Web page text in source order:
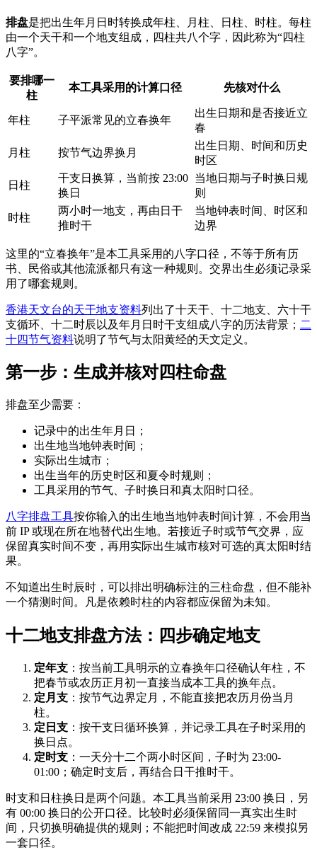
排盘是把出生年月日时转换成年柱、月柱、日柱、时柱。每柱
由一个天干和一个地支组成，四柱共八个字，因此称为“四柱
八字”。
要排哪一
柱
本工具采用的计算口径 先核对什么
年柱 子平派常见的立春换年
出生日期和是否接近立
春
月柱 按节气边界换月
出生日期、时间和历史
时区
日柱
干支日换算，当前按 23:00
换日
当地日期与子时换日规
则
时柱
两小时一地支，再由日干
推时干
当地钟表时间、时区和
边界
这里的“立春换年”是本工具采用的八字口径，不等于所有历
书、民俗或其他流派都只有这一种规则。交界出生必须记录采
用了哪套规则。
香港天文台的天干地支资料列出了十天干、十二地支、六十干
支循环、十二时辰以及年月日时干支组成八字的历法背景； 二
十四节气资料说明了节气与太阳黄经的天文定义。
第一步：生成并核对四柱命盘
排盘至少需要：
记录中的出生年月日；
出生地当地钟表时间；
实际出生城市；
出生当年的历史时区和夏令时规则；
工具采用的节气、子时换日和真太阳时口径。
八字排盘工具按你输入的出生地当地钟表时间计算，不会用当
前 IP 或现在所在地替代出生地。若接近子时或节气交界，应
保留真实时间不变，再用实际出生城市核对可选的真太阳时结
果。
不知道出生时辰时，可以排出明确标注的三柱命盘，但不能补
一个猜测时间。凡是依赖时柱的内容都应保留为未知。
十二地支排盘方法：四步确定地支
定年支 ：按当前工具明示的立春换年口径确认年柱，不
把春节或农历正月初一直接当成本工具的换年点。
定月支 ：按节气边界定月，不能直接把农历月份当月
柱。
定日支 ：按干支日循环换算，并记录工具在子时采用的
换日点。
定时支 ：一天分十二个两小时区间，子时为 23:00-
01:00；确定时支后，再结合日干推时干。
时支和日柱换日是两个问题。本工具当前采用 23:00 换日，另
有 00:00 换日的公开口径。比较时必须保留同一真实出生时
间，只切换明确提供的规则；不能把时间改成 22:59 来模拟另
一套口径。